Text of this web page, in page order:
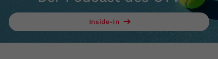
Inside-In